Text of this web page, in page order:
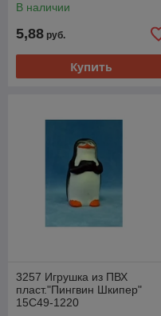
В наличии
5,88 руб.
Купить
3257 Игрушка из ПВХ
пласт."Пингвин Шкипер"
15С49-1220